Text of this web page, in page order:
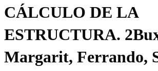
CÁLCULO DE LA
ESTRUCTURA.
Margarit, Ferrando,